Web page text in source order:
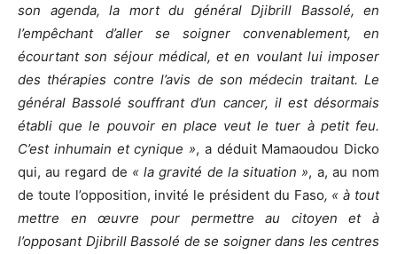
son agenda, la mort du général Djibrill Bassolé, en
l’empêchant d’aller se soigner convenablement, en
écourtant son séjour médical, et en voulant lui imposer
des thérapies contre l’avis de son médecin traitant. Le
général Bassolé souffrant d’un cancer, il est désormais
établi que le pouvoir en place veut le tuer à petit feu.
C’est inhumain et cynique », a déduit Mamaoudou Dicko
qui, au regard de « la gravité de la situation », a, au nom
de toute l’opposition, invité le président du Faso, « à tout
mettre en œuvre pour permettre au citoyen et à
l’opposant Djibrill Bassolé de se soigner dans les centres